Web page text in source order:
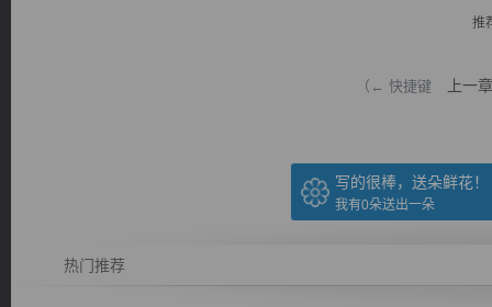
推
（← 快捷键 上一章
写的很棒，送朵鲜花！
我有0朵送出一朵
热门推荐